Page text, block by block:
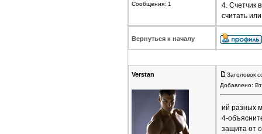
Сообщения: 1
4. Счетчик
считать
Вернуться к началу
Verstan
Заголовок
Добавлено:
ий разных
4-
защита от